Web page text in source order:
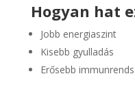
Hogyan hat
Jobb energiaszint
Kisebb gyulladás
Erősebb